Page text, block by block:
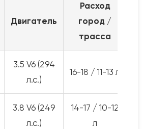
Двигатель
Расход
город /
трасса
3.5 V6 (294
л.с.)
16-18 / 11-13 л
3.8 V6 (249
л.с.)
14-17 / 10-12
л